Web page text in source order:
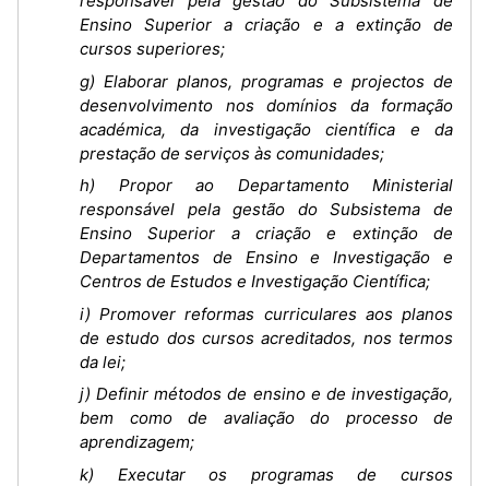
Ensino Superior a criação e a extinção de
cursos superiores;
g) Elaborar planos, programas e projectos de
desenvolvimento nos domínios da formação
académica, da investigação científica e da
prestação de serviços às comunidades;
h) Propor ao Departamento Ministerial
responsável pela gestão do Subsistema de
Ensino Superior a criação e extinção de
Departamentos de Ensino e Investigação e
Centros de Estudos e Investigação Científica;
i) Promover reformas curriculares aos planos
de estudo dos cursos acreditados, nos termos
da lei;
j) Definir métodos de ensino e de investigação,
bem como de avaliação do processo de
aprendizagem;
k) Executar os programas de cursos